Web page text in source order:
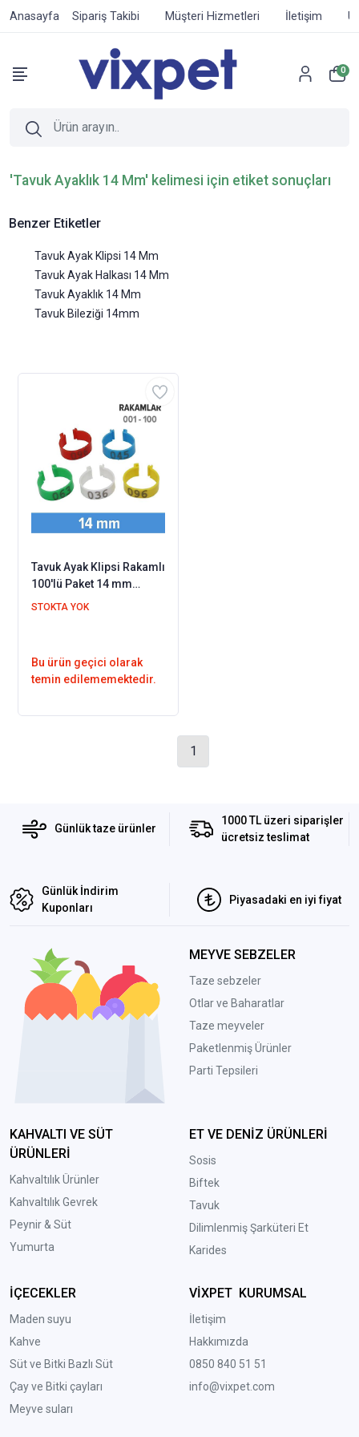
Anasayfa Sipariş Takibi Müşteri Hizmetleri İletişim
0
'Tavuk Ayaklık 14 Mm' kelimesi için etiket sonuçları
Benzer Etiketler
Tavuk Ayak Klipsi 14 Mm
Tavuk Ayak Halkası 14 Mm
Tavuk Ayaklık 14 Mm
Tavuk Bileziği 14mm
Tavuk Ayak Klipsi Rakamlı
100'lü Paket 14 mm
(Rakamlar 001 - 100
STOKTA YOK
Bu ürün geçici olarak
temin edilememektedir.
1
Günlük taze ürünler
1000 TL üzeri siparişler
ücretsiz teslimat
Günlük İndirim
Kuponları
Piyasadaki en iyi fiyat
MEYVE SEBZELER
Taze sebzeler
Otlar ve Baharatlar
Taze meyveler
Paketlenmiş Ürünler
Parti Tepsileri
KAHVALTI VE SÜT
ÜRÜNLERİ
Kahvaltılık Ürünler
Kahvaltılık Gevrek
Peynir & Süt
Yumurta
ET VE DENİZ ÜRÜNLERİ
Sosis
Biftek
Tavuk
Dilimlenmiş Şarküteri Et
Karides
İÇECEKLER
Maden suyu
Kahve
Süt ve Bitki Bazlı Süt
Çay ve Bitki çayları
Meyve suları
VİXPET KURUMSAL
İletişim
Hakkımızda
0850 840 51 51
info@vixpet.com